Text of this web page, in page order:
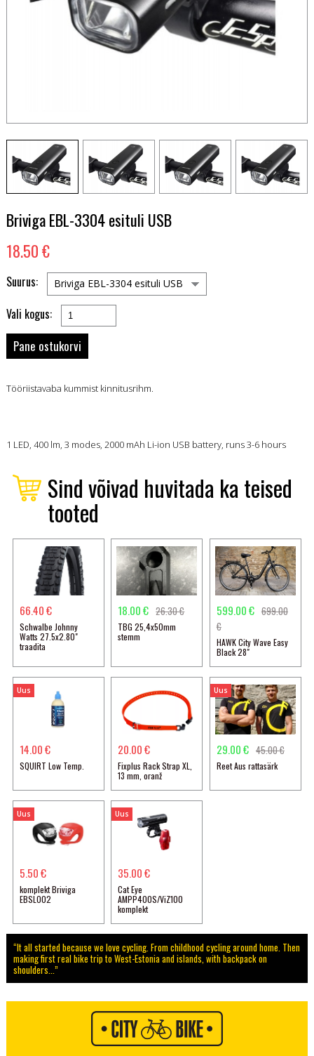
Briviga EBL-3304 esituli USB
18.50 €
Suurus: Briviga EBL-3304 esituli USB
Vali kogus:
Tööriistavaba kummist kinnitusrihm.
1 LED, 400 lm, 3 modes, 2000 mAh Li-ion USB battery, runs 3-6 hours
Sind võivad huvitada ka teised
tooted
66.40 €
Schwalbe Johnny
Watts 27.5x2.80"
traadita
18.00 € 26.30 €
TBG 25,4x50mm
stemm
599.00 € 699.00
€
HAWK City Wave Easy
Black 28"
Uus
14.00 €
SQUIRT Low Temp.
20.00 €
Fixplus Rack Strap XL,
13 mm, oranž
Uus
29.00 € 45.00 €
Reet Aus rattasärk
Uus
5.50 €
komplekt Briviga
EBSL002
Uus
35.00 €
Cat Eye
AMPP400S/ViZ100
komplekt
“It all started because we love cycling. From childhood cycling around home. Then
making first real bike trip to West-Estonia and islands, with backpack on
shoulders...”